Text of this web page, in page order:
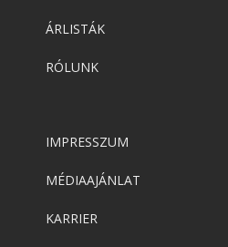
ÁRLISTÁK
RÓLUNK
IMPRESSZUM
MÉDIAAJÁNLAT
KARRIER